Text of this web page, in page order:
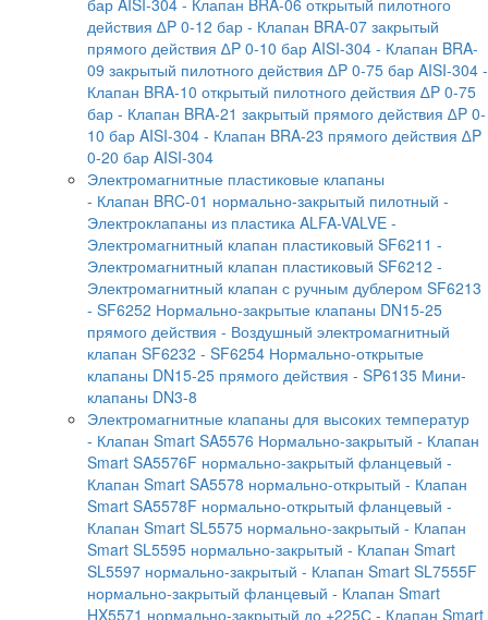
действия ∆P 0-12 бар - Клапан BRA-07 закрытый
прямого действия ∆P 0-10 бар AISI-304 - Клапан BRA-
09 закрытый пилотного действия ∆P 0-75 бар AISI-304 -
Клапан BRA-10 открытый пилотного действия ∆P 0-75
бар - Клапан BRA-21 закрытый прямого действия ∆P 0-
10 бар AISI-304 - Клапан BRA-23 прямого действия ∆P
0-20 бар AISI-304
Электромагнитные пластиковые клапаны
- Клапан BRC-01 нормально-закрытый пилотный -
Электроклапаны из пластика ALFA-VALVE -
Электромагнитный клапан пластиковый SF6211 -
Электромагнитный клапан пластиковый SF6212 -
Электромагнитный клапан с ручным дублером SF6213
- SF6252 Нормально-закрытые клапаны DN15-25
прямого действия - Воздушный электромагнитный
клапан SF6232 - SF6254 Нормально-открытые
клапаны DN15-25 прямого действия - SP6135 Мини-
клапаны DN3-8
Электромагнитные клапаны для высоких температур
- Клапан Smart SA5576 Нормально-закрытый - Клапан
Smart SA5576F нормально-закрытый фланцевый -
Клапан Smart SA5578 нормально-открытый - Клапан
Smart SA5578F нормально-открытый фланцевый -
Клапан Smart SL5575 нормально-закрытый - Клапан
Smart SL5595 нормально-закрытый - Клапан Smart
SL5597 нормально-закрытый - Клапан Smart SL7555F
нормально-закрытый фланцевый - Клапан Smart
HX5571 нормально-закрытый до +225С - Клапан Smart